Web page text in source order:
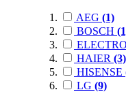
AEG (1)
BOSCH
HAIER (3)
HISENSE
LG (9)